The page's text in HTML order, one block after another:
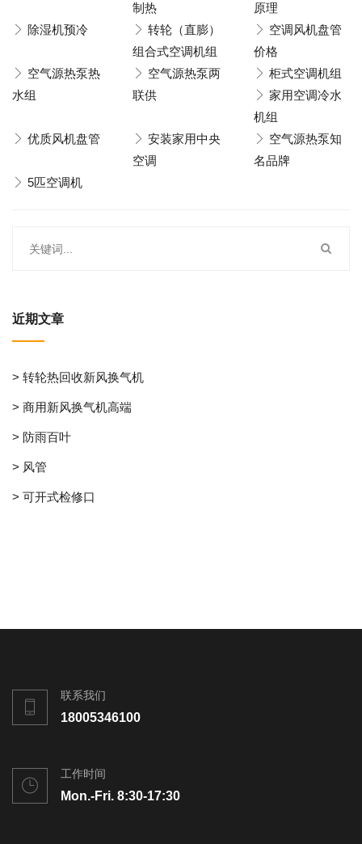
制热
原理
除湿机预冷
转轮（直膨）
组合式空调机组
空调风机盘管
价格
空气源热泵热
水组
空气源热泵两
联供
柜式空调机组
家用空调冷水
机组
优质风机盘管
安装家用中央
空调
空气源热泵知
名品牌
5匹空调机
近期文章
> 转轮热回收新风换气机
> 商用新风换气机高端
> 防雨百叶
> 风管
> 可开式检修口
联系我们
18005346100
工作时间
Mon.-Fri. 8:30-17:30